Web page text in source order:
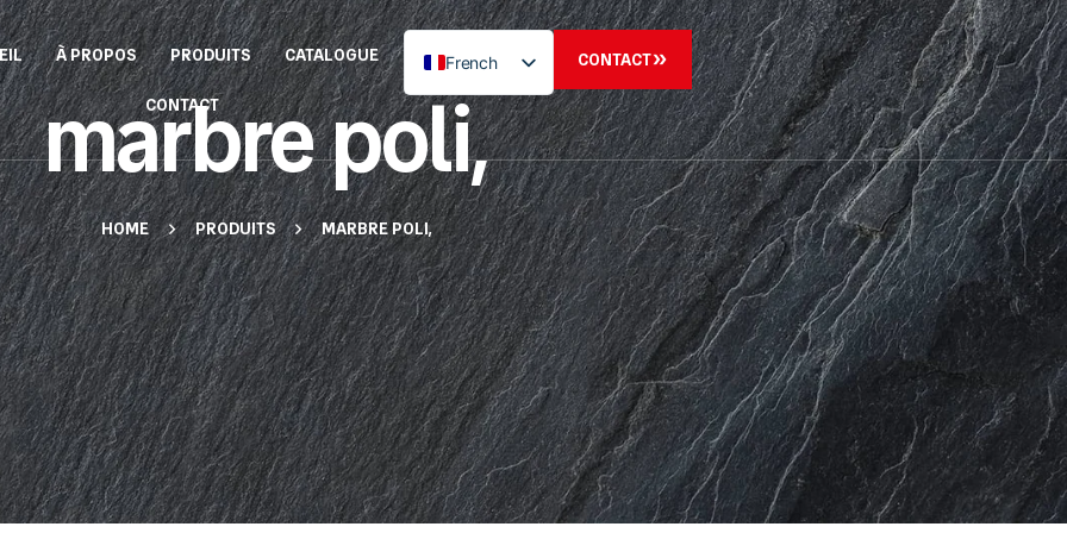
À PROPOS PRODUITS CATALOGUE
CONTACT
French
English
CONTACT
marbre poli,
HOME PRODUITS MARBRE POLI,